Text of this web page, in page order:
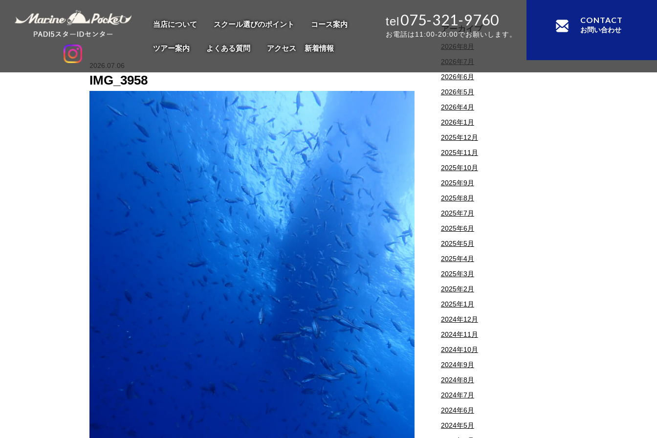
当店について スクール選びのポイント コース案内
ツアー案内 よくある質問 アクセス 新着情報
075-321-9760
お電話は11:00-20:00でお願いします。
CONTACT
お問い合わせ
2026.07.06
IMG_3958
アーカイブ
2026年8月
2026年7月
2026年6月
2026年5月
2026年4月
2026年1月
2025年12月
2025年11月
2025年10月
2025年9月
2025年8月
2025年7月
2025年6月
2025年5月
2025年4月
2025年3月
2025年2月
2025年1月
2024年12月
2024年11月
2024年10月
2024年9月
2024年8月
2024年7月
2024年6月
2024年5月